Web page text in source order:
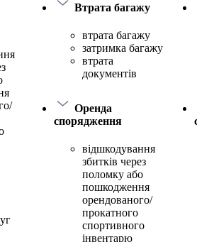
Втрата багажу
втрата багажу
затримка багажу
втрата
документів
Оренда
спорядження
відшкодування
збитків через
поломку або
пошкодження
орендованого/
прокатного
спортивного
інвентарю